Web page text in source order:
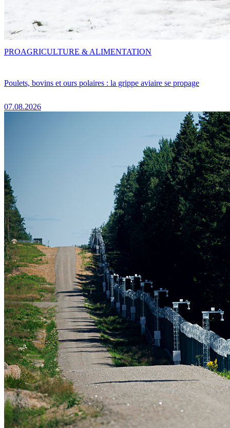
Poulets, bovins et ours polaires : la grippe aviaire se propage
07.08.2026
PROAGRICULTURE & ALIMENTATION